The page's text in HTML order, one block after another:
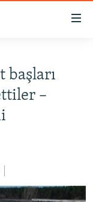
başları
–